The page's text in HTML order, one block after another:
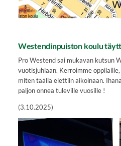
Westendinpuiston koulu
Pro Westend sai mukavan kutsun
vuotisjuhlaan. Kerroimme
miten täällä elettiin aikoinaan.
paljon onnea tuleville vuosille !
(3.10.2025)